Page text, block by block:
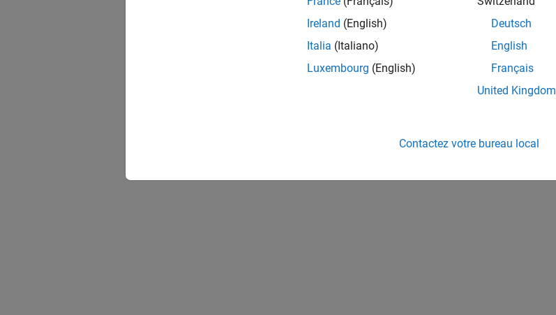
Ireland (English)
Italia (Italiano)
Luxembourg (English)
Deutsch
English
Français
United Kingdom
Contactez votre bureau local